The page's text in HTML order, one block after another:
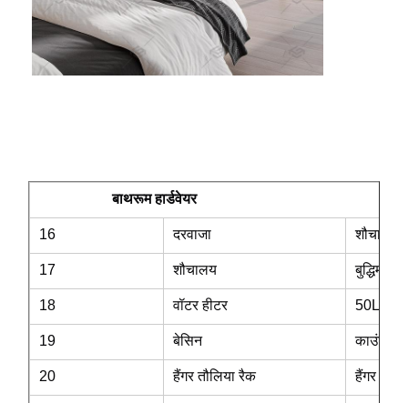
बाथरूम हार्डवेयर
16 दरवाजा शौचालय
17 शौचालय बुद्धिमान
18 वॉटर हीटर 50L
19 बेसिन
20 हैंगर तौलिया रैक हैंगर